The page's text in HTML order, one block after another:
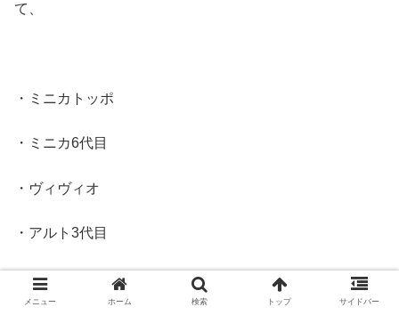
て、
・ミニカトッポ
・ミニカ6代目
・ヴィヴィオ
・アルト3代目
メニュー ホーム 検索 トップ サイドバー